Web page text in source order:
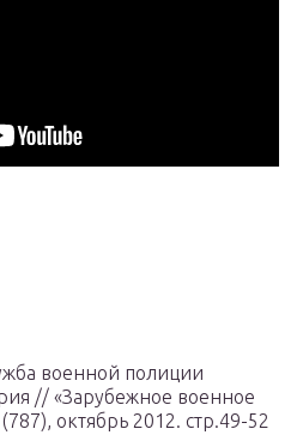
военной полиции
// «Зарубежное военное
октябрь 2012. стр.49-52